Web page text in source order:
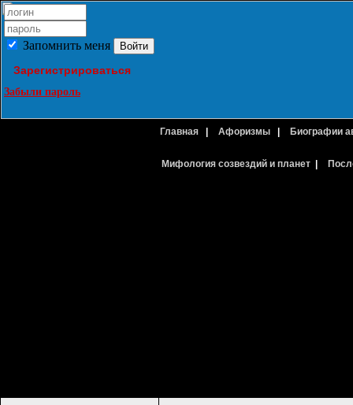
Запомнить меня
Зарегистрироваться
Забыли пароль
Главная Афоризмы Биографии
Мифология созвездий и планет|